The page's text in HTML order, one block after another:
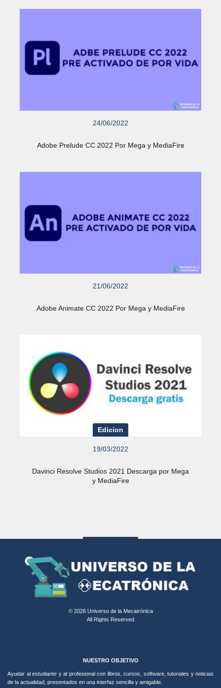
24/06/2022
Adobe Prelude CC 2022 Por Mega y MediaFire
21/06/2022
Adobe Animate CC 2022 Por Mega y MediaFire
Edicion
19/03/2022
Davinci Resolve Studios 2021 Descarga por Mega
y MediaFire
© 2026 Universo de la Mecatrónica
All Rights Reserved
NUESTRO OBJETIVO
Ayudar al estudiante y al profesional con libros, cursos, software, tutoriales y noticias
de la actualidad, presentados en una interfaz sencilla y amigable.